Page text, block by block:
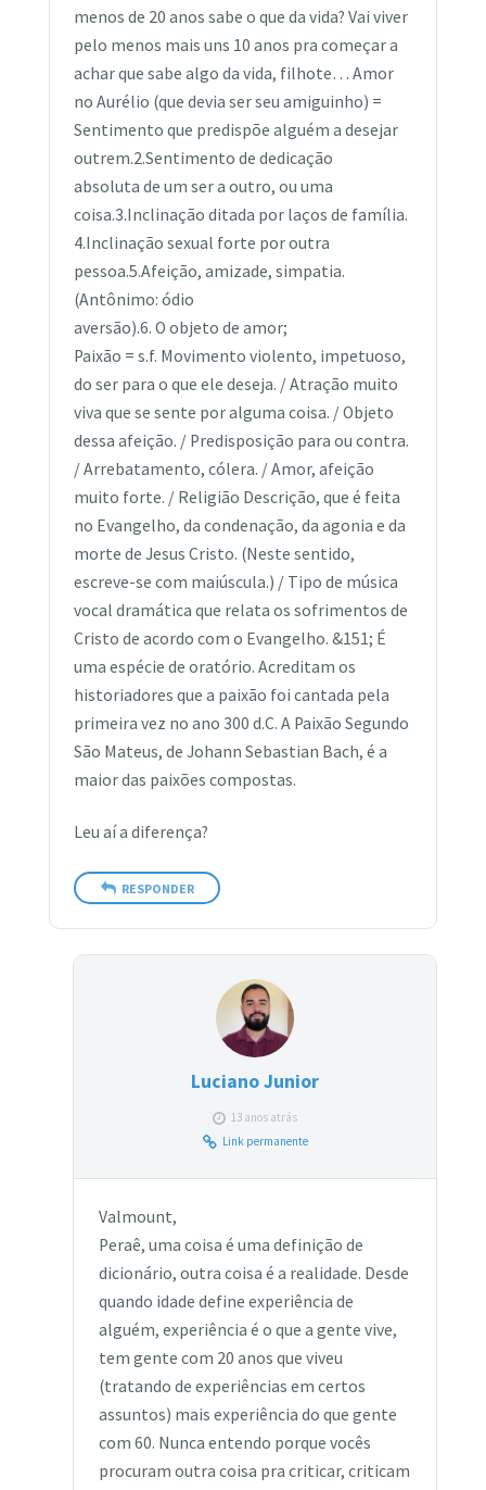
menos de 20 anos sabe o que da vida? Vai viver
pelo menos mais uns 10 anos pra começar a
achar que sabe algo da vida, filhote… Amor
no Aurélio (que devia ser seu amiguinho) =
Sentimento que predispõe alguém a desejar
outrem.2.Sentimento de dedicação
absoluta de um ser a outro, ou uma
coisa.3.Inclinação ditada por laços de família.
4.Inclinação sexual forte por outra
pessoa.5.Afeição, amizade, simpatia.
(Antônimo: ódio
aversão).6. O objeto de amor;
Paixão = s.f. Movimento violento, impetuoso,
do ser para o que ele deseja. / Atração muito
viva que se sente por alguma coisa. / Objeto
dessa afeição. / Predisposição para ou contra.
/ Arrebatamento, cólera. / Amor, afeição
muito forte. / Religião Descrição, que é feita
no Evangelho, da condenação, da agonia e da
morte de Jesus Cristo. (Neste sentido,
escreve-se com maiúscula.) / Tipo de música
vocal dramática que relata os sofrimentos de
Cristo de acordo com o Evangelho. &151; É
uma espécie de oratório. Acreditam os
historiadores que a paixão foi cantada pela
primeira vez no ano 300 d.C. A Paixão Segundo
São Mateus, de Johann Sebastian Bach, é a
maior das paixões compostas.
Leu aí a diferença?
RESPONDER
Luciano Junior
13 anos atrás
Link permanente
Valmount,
Peraê, uma coisa é uma definição de
dicionário, outra coisa é a realidade. Desde
quando idade define experiência de
alguém, experiência é o que a gente vive,
tem gente com 20 anos que viveu
(tratando de experiências em certos
assuntos) mais experiência do que gente
com 60. Nunca entendo porque vocês
procuram outra coisa pra criticar, criticam